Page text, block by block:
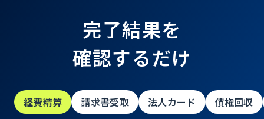
完了結果を
確認するだけ
経費精算 請求書受取 法人カード 債権回収